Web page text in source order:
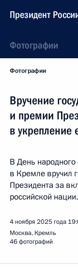
Президент
Фотографии
Фотографии
Вручение
и премии
в укрепление
В День
в Кремле вручил
Президента за
российской нации.
4 ноября 2025 года
Москва, Кремль
46 фотографий